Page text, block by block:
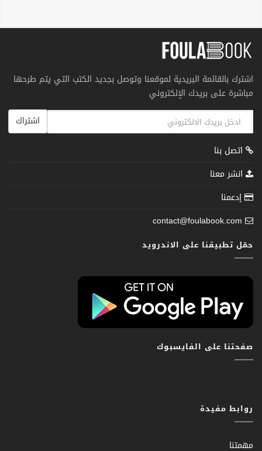
اشترك بالقائمة البريدية لموقعنا وتوصل بجديد الكتب التي يتم طرحها
مباشرة على بريدك الإلكتروني
اشتراك
اتصل بنا
انشر معنا
إدعمنا
contact@foulabook.com
حمّل تطبيقنا على الاندرويد
صفحتنا على الفايسبوك
روابط مفيدة
مهمتنا